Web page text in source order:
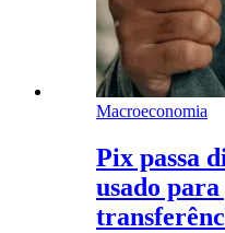
Macroeconomia
Pix passa
usado